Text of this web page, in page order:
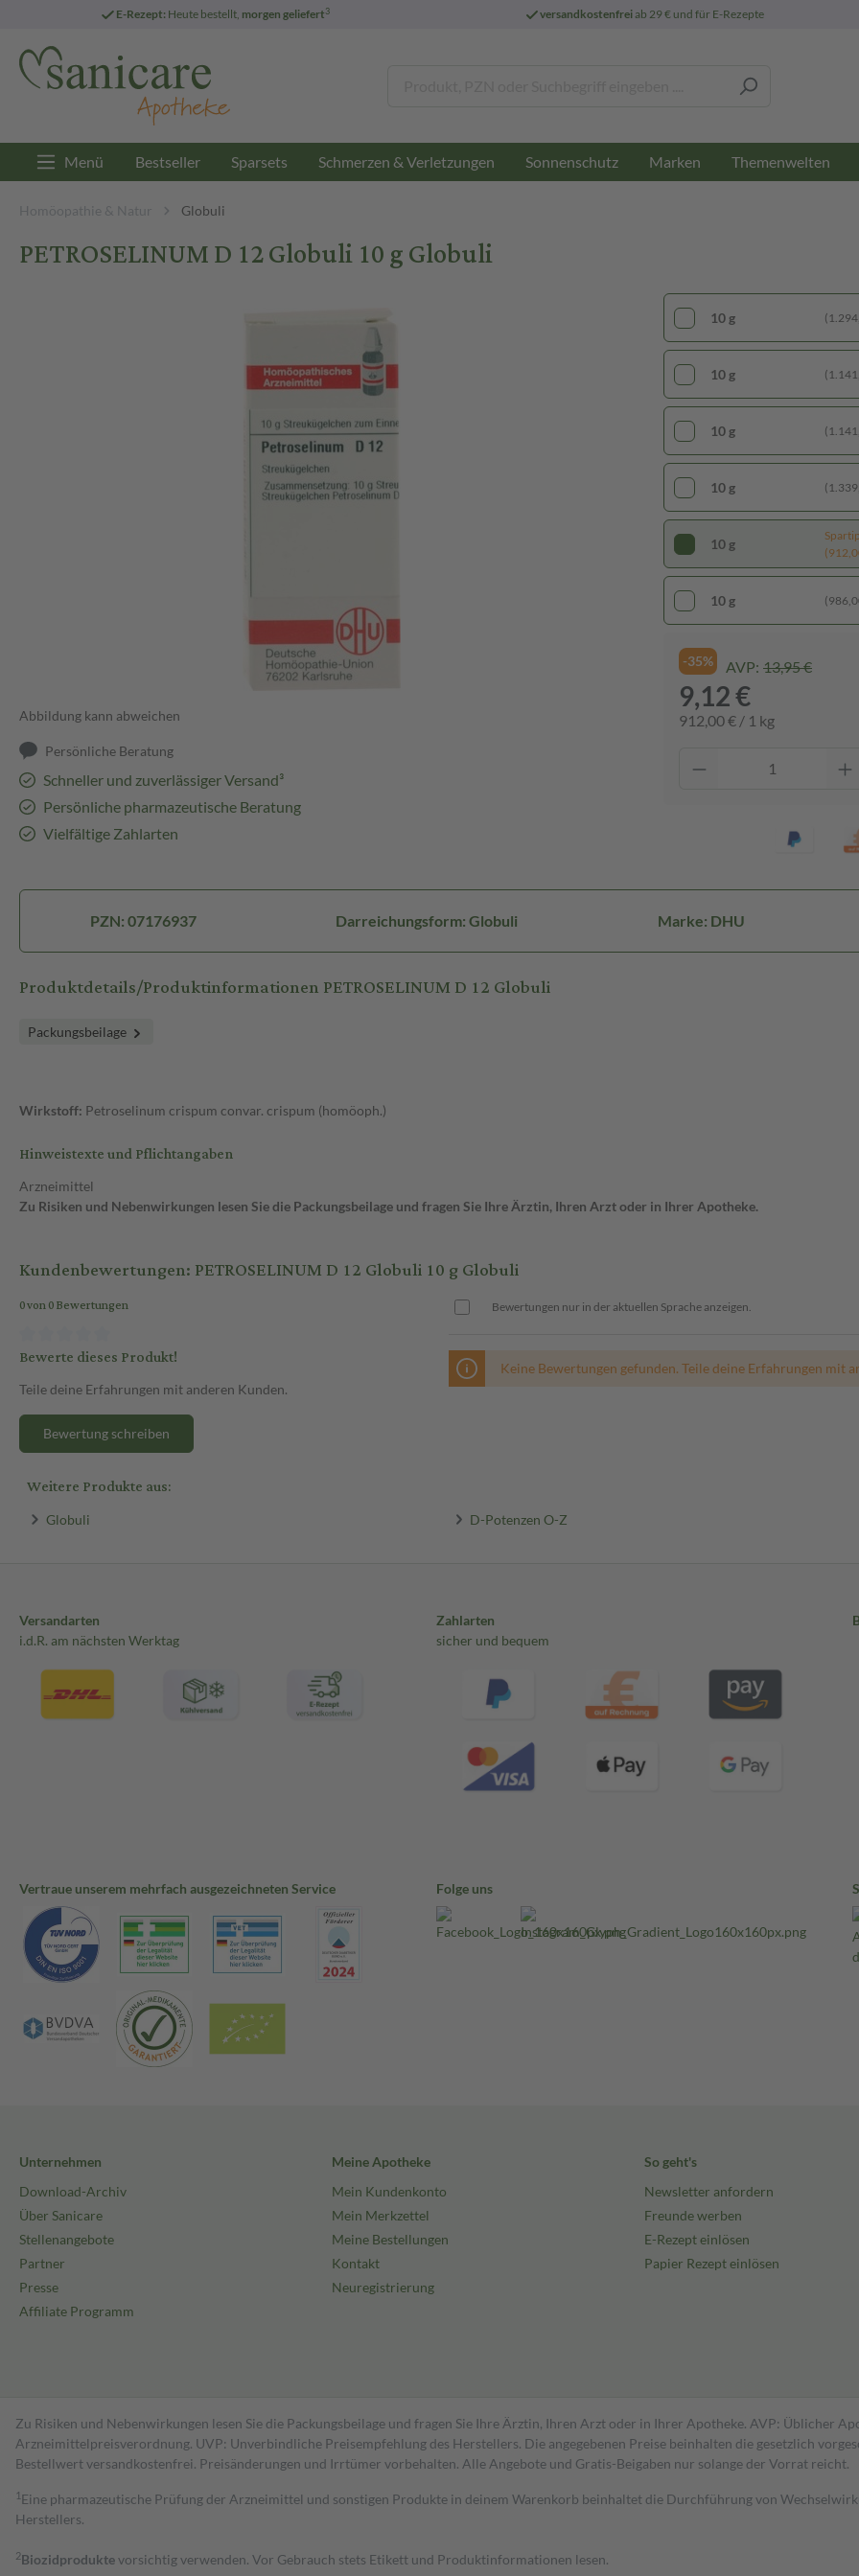
E-Rezept: Heute bestellt, morgen geliefert3 versandkostenfreiab 29 € und für E-Rezepte
Menü Bestseller Sparsets Schmerzen & Verletzungen Sonnenschutz Marken Themenwelten
Homöopathie & Natur Globuli
PETROSELINUM D 12 Globuli 10 g Globuli
Abbildung kann abweichen
Persönliche Beratung
Schneller und zuverlässiger Versand³
Persönliche pharmazeutische Beratung
Vielfältige Zahlarten
10 g
10 g
10 g
10 g
10 g
10 g
-35% AVP: 13,95 €
9,12 €
912,00 € / 1 kg
PZN: 07176937 Darreichungsform: Globuli Marke: DHU
Produktdetails/Produktinformationen PETROSELINUM D 12 Globuli
Packungsbeilage
Wirkstoff: Petroselinum crispum convar. crispum (homöoph.)
Hinweistexte und Pflichtangaben
Arzneimittel
Zu Risiken und Nebenwirkungen lesen Sie die Packungsbeilage und fragen Sie Ihre Ärztin, Ihren Arzt oder in Ihrer Apotheke.
Kundenbewertungen: PETROSELINUM D 12 Globuli 10 g Globuli
0 von 0 Bewertungen
Bewerte dieses Produkt!
Teile deine Erfahrungen mit anderen Kunden.
Bewertung schreiben
Bewertungen nur in der aktuellen Sprache anzeigen.
Keine Bewertungen gefunden. Teile deine Erfahrungen mit
Weitere Produkte aus:
Globuli D-Potenzen O-Z
Versandarten
i.d.R. am nächsten Werktag
Zahlarten
sicher und bequem
Vertraue unserem mehrfach ausgezeichneten Service Folge uns
Unternehmen
Download-Archiv
Über Sanicare
Stellenangebote
Partner
Presse
Affiliate Programm
Meine Apotheke
Mein Kundenkonto
Mein Merkzettel
Meine Bestellungen
Kontakt
Neuregistrierung
So geht's
Newsletter anfordern
Freunde werben
E-Rezept einlösen
Papier Rezept einlösen
Zu Risiken und Nebenwirkungen lesen Sie die Packungsbeilage und fragen Sie Ihre Ärztin, Ihren Arzt oder in Ihrer Apotheke. AVP: Üblicher
Arzneimittelpreisverordnung. UVP: Unverbindliche Preisempfehlung des Herstellers. Die angegebenen Preise beinhalten die gesetzlich
Bestell­wert versand­kosten­frei. Preisänderungen und Irrtümer vorbehalten. Alle Angebote und Gratis-Beigaben nur solange der Vorrat reicht.
1 Eine pharmazeutische Prüfung der Arzneimittel und sonstigen Produkte in deinem Warenkorb beinhaltet die Durchführung von
Herstellers.
2Biozidproduktevorsichtig verwenden. Vor Gebrauch stets Etikett und Produktinformationen lesen.